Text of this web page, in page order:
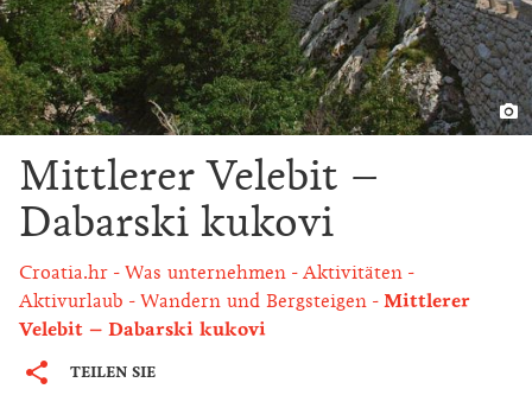
Mittlerer Velebit –
Dabarski kukovi
Croatia.hr Was unternehmen
Aktivitäten
Aktivurlaub
Wandern und Bergsteigen
Mittlerer
Velebit – Dabarski kukovi
TEILEN SIE